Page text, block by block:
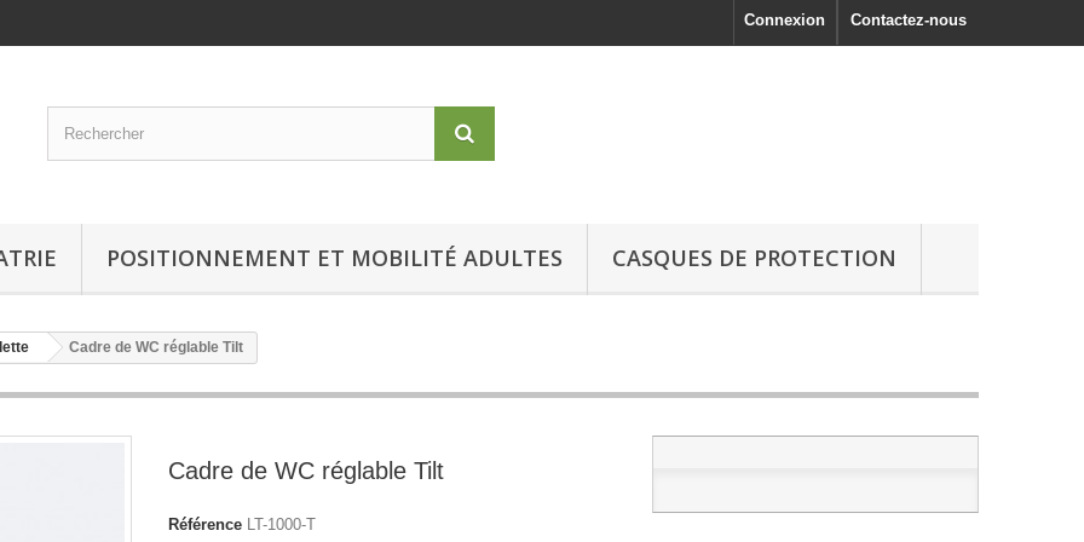
Contactez-nous
Connexion
POSITIONNEMENT ET MOBILITÉ ADULTES CASQUES DE PROTECTION
Cadre de WC réglable Tilt
Cadre de WC réglable Tilt
Référence LT-1000-T